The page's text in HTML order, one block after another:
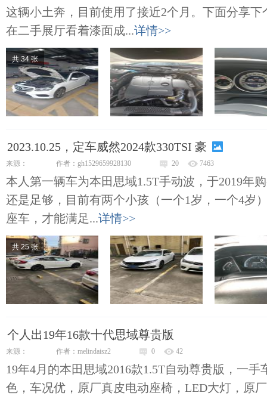
这辆小土奔，目前使用了接近2个月。下面分享
在二手展厅看着漆面成...详情>>
共 34 张
2023.10.25，定车威然2024款330TSI 豪
来源： 作者：gh1529659928130 20 7463
本人第一辆车为本田思域1.5T手动波，于2019年
还是足够，目前有两个小孩（一个1岁，一个4岁
座车，才能满足...详情>>
共 25 张
个人出19年16款十代思域尊贵版
来源： 作者：melindaisz2 0 42
19年4月的本田思域2016款1.5T自动尊贵版，一
色，车况优，原厂真皮电动座椅，LED大灯，原